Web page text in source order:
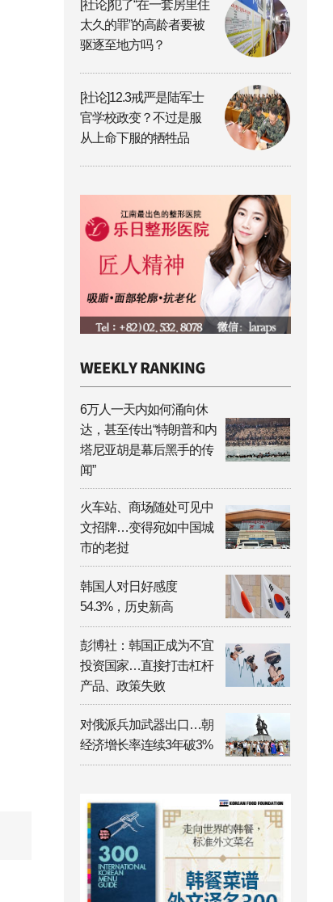
[社论]犯了“在一套房里住
太久的罪”的高龄者要被
驱逐至地方吗？
[社论]12.3戒严是陆军士
官学校政变？不过是服
从上命下服的牺牲品
6万人一天内如何涌向休
达，甚至传出“特朗普和内
塔尼亚胡是幕后黑手的传
闻”
火车站、商场随处可见中
文招牌…变得宛如中国城
市的老挝
韩国人对日好感度
54.3%，历史新高
彭博社：韩国正成为不宜
投资国家…直接打击杠杆
产品、政策失败
对俄派兵加武器出口…朝
经济增长率连续3年破3%